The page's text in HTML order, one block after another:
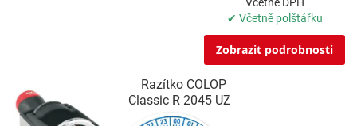
✔ Včetně polštářku
Zobrazit podrobnosti
Razítko COLOP
Classic R 2045 UZ